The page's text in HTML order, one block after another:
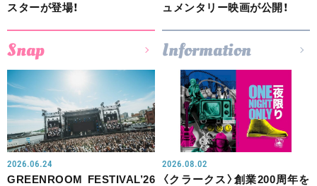
スターが登場！
ュメンタリー映画が公開！
Snap
2026.06.24
GREENROOM FESTIVAL’26
Information
2026.08.02
〈クラークス〉創業200周年を